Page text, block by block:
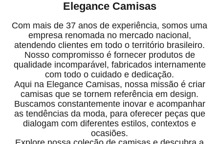
Elegance Camisas
Com mais de 37 anos de experiência, somos uma
empresa renomada no mercado nacional,
atendendo clientes em todo o território brasileiro.
Nosso compromisso é fornecer produtos de
qualidade incomparável, fabricados internamente
com todo o cuidado e dedicação.
Aqui na Elegance Camisas, nossa missão é criar
camisas que se tornem referência em design.
Buscamos constantemente inovar e acompanhar
as tendências da moda, para oferecer peças que
dialogam com diferentes estilos, contextos e
ocasiões.